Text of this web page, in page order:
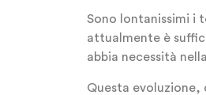
Sono lontanissimi i
attualmente è
abbia necessità
Questa